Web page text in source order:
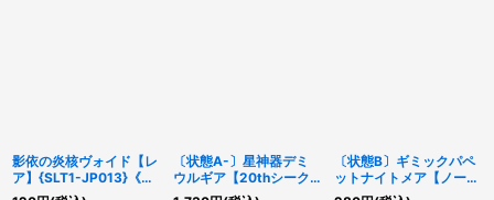
影依の炎核ヴォイド【レ
ア】{SLT1-JP013}《モ
ンスター》
〔状態A-〕星神器デミ
ウルギア【20thシーク
レット】{DANE-
〔状態B〕ギミックパペ
ットナイトメア【ノーマ
ル】{CPZ1-JP009}《モ